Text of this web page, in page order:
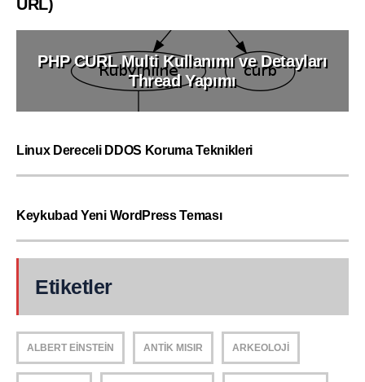
URL)
PHP CURL Multi Kullanımı ve Detayları
Thread Yapımı
Linux Dereceli DDOS Koruma Teknikleri
Keykubad Yeni WordPress Teması
Etiketler
ALBERT EINSTEIN ANTIK MISIR ARKEOLOJI